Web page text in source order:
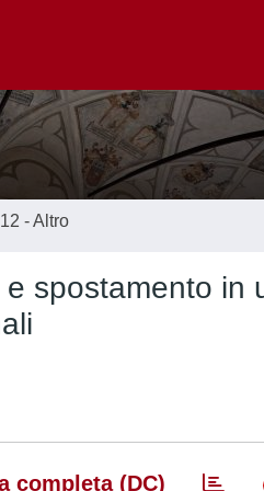
- Altro
spostamento in
completa (DC)